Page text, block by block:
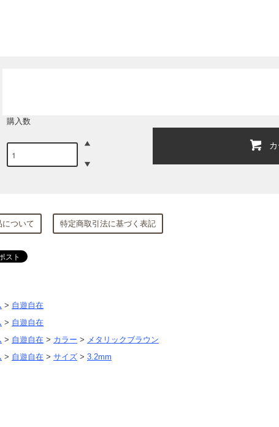
購入数
について 特定商取引法に基づく表記
> 自遊自在
> 自遊自在
> 自遊自在 > カラー > メタリックブラウン
> 自遊自在 > サイズ > 3.2mm